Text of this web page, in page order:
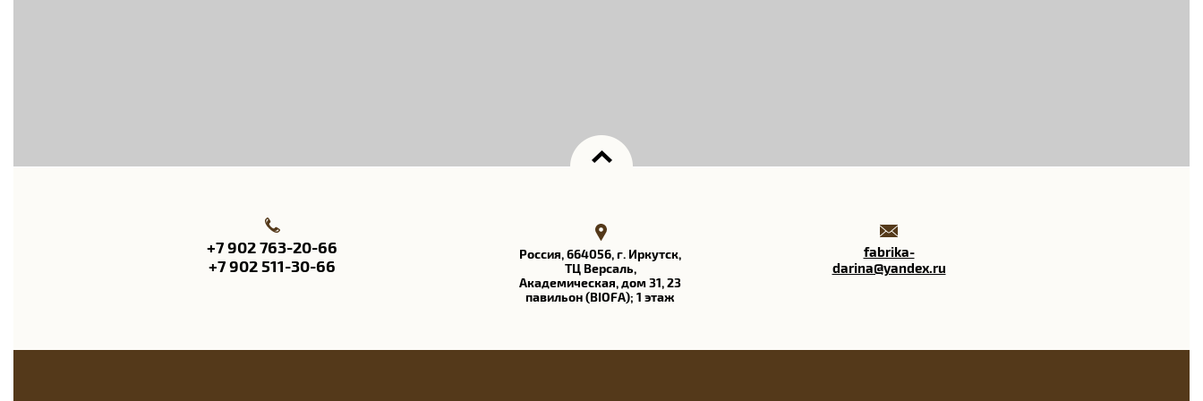
+7 902 763-20-66
+7 902 511-30-66
Россия, 664056, г. Иркутск,
ТЦ Версаль​,
Академическая, дом 31, 23
павильон (BIOFA); 1 этаж
fabrika-
darina@yandex.ru